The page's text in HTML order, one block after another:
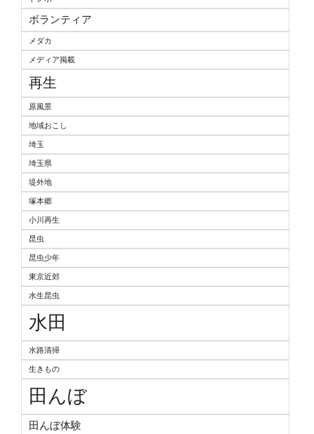
ボランティア
メダカ
メディア掲載
再生
原風景
地域おこし
埼玉
埼玉県
堤外地
塚本郷
小川再生
昆虫
昆虫少年
東京近郊
水生昆虫
水田
水路清掃
生きもの
田んぼ
田んぼ体験